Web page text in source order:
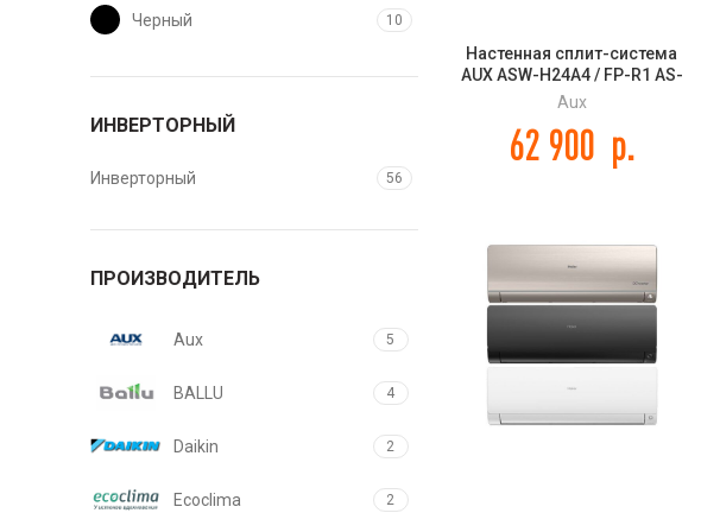
Настенная сплит-система
AUX ASW-H24A4 / FP-R1 AS-
H24A4 / FP-R1 PRIME ON/OFF
Aux
62 900 р.
Черный 10
ИНВЕРТОРНЫЙ
Инверторный 56
ПРОИЗВОДИТЕЛЬ
Aux 5
BALLU 4
Daikin 2
Ecoclima 2